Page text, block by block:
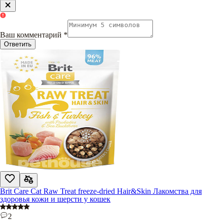
Ваш комментарий *
Ответить
Brit Care Cat Raw Treat freeze-dried Hair&Skin Лакомства для
здоровья кожи и шерсти у кошек
2